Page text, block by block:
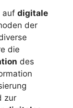
auf digitale
der
die
des
zur